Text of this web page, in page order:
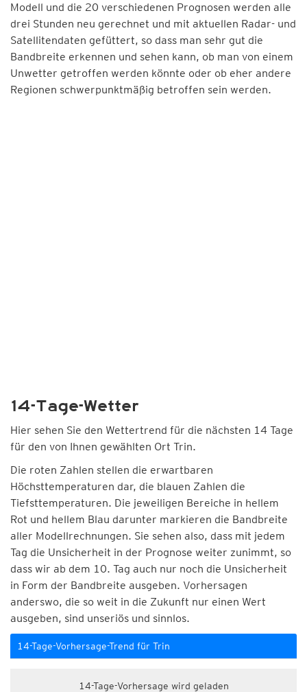
Modell und die 20 verschiedenen Prognosen werden alle
drei Stunden neu gerechnet und mit aktuellen Radar- und
Satellitendaten gefüttert, so dass man sehr gut die
Bandbreite erkennen und sehen kann, ob man von einem
Unwetter getroffen werden könnte oder ob eher andere
Regionen schwerpunktmäßig betroffen sein werden.
14-Tage-Wetter
Hier sehen Sie den Wettertrend für die nächsten 14 Tage
für den von Ihnen gewählten Ort Trin.
Die roten Zahlen stellen die erwartbaren
Höchsttemperaturen dar, die blauen Zahlen die
Tiefsttemperaturen. Die jeweiligen Bereiche in hellem
Rot und hellem Blau darunter markieren die Bandbreite
aller Modellrechnungen. Sie sehen also, dass mit jedem
Tag die Unsicherheit in der Prognose weiter zunimmt, so
dass wir ab dem 10. Tag auch nur noch die Unsicherheit
in Form der Bandbreite ausgeben. Vorhersagen
anderswo, die so weit in die Zukunft nur einen Wert
ausgeben, sind unseriös und sinnlos.
14-Tage-Vorhersage-Trend für Trin
14-Tage-Vorhersage wird geladen